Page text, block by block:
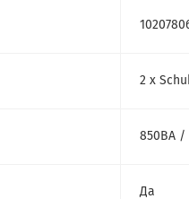
2 х
850ВА /
Да